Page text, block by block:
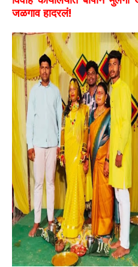
जळगाव हादरलं!